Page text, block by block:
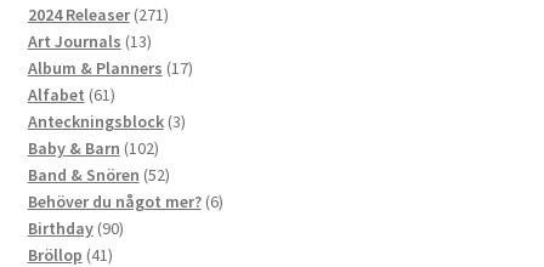
produkter
2024 Releaser 271271
Art Journals 1313
produkter
Album & Planners 1717
Alfabet 6161
produkter
Anteckningsblock 33
Baby & Barn 102102
produkter
Band & Snören 5252
produkter
Behöver du något mer? 66
Birthday 9090
Bröllop 4141